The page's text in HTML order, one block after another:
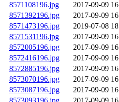
8571108196.jpg
2017-09-09
8571392196.jpg
2017-09-09
8571473196.jpg
2019-07-08
8571531196.jpg
2017-09-09
8572005196.jpg
2017-09-09
8572416196.jpg
2017-09-09
8572885196.jpg
2017-09-09
8573070196.jpg
2017-09-09
8573087196.jpg
2017-09-09